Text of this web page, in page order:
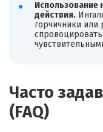
действия.
горчичники или
Часто
(FAQ)